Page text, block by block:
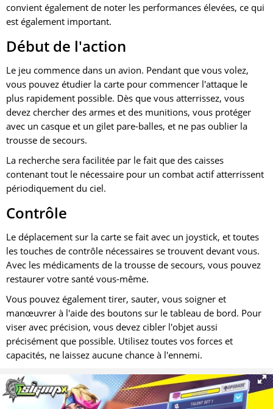
convient également de noter les performances élevées, ce qui
est également important.
Début de l'action
Le jeu commence dans un avion. Pendant que vous volez,
vous pouvez étudier la carte pour commencer l'attaque le
plus rapidement possible. Dès que vous atterrissez, vous
devez chercher des armes et des munitions, vous protéger
avec un casque et un gilet pare-balles, et ne pas oublier la
trousse de secours.
La recherche sera facilitée par le fait que des caisses
contenant tout le nécessaire pour un combat actif atterrissent
périodiquement du ciel.
Contrôle
Le déplacement sur la carte se fait avec un joystick, et toutes
les touches de contrôle nécessaires se trouvent devant vous.
Avec les médicaments de la trousse de secours, vous pouvez
restaurer votre santé vous-même.
Vous pouvez également tirer, sauter, vous soigner et
manœuvrer à l'aide des boutons sur le tableau de bord. Pour
viser avec précision, vous devez cibler l'objet aussi
précisément que possible. Utilisez toutes vos forces et
capacités, ne laissez aucune chance à l'ennemi.